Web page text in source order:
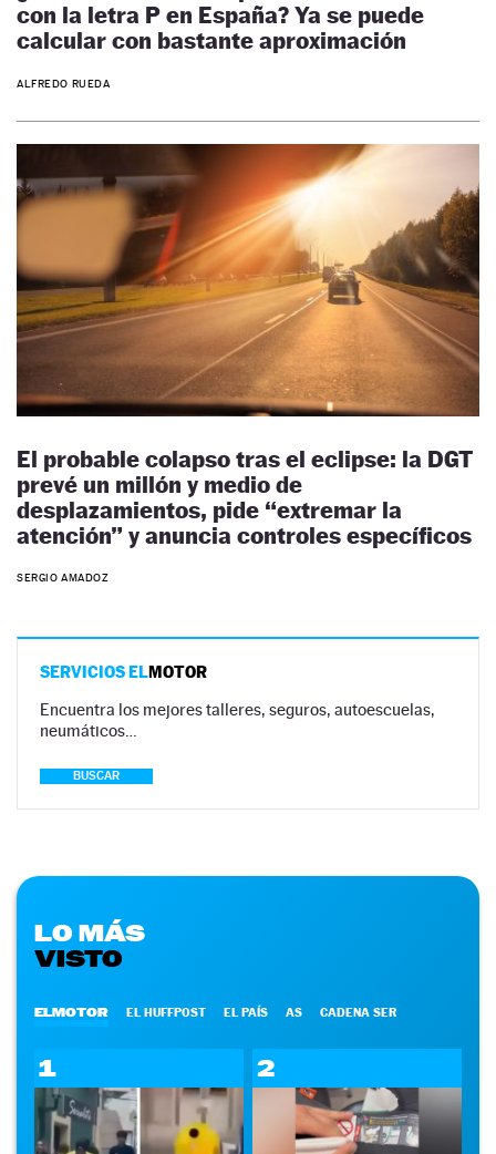
con la letra P en España? Ya se puede
calcular con bastante aproximación
ALFREDO RUEDA
El probable colapso tras el eclipse: la DGT
prevé un millón y medio de
desplazamientos, pide “extremar la
atención” y anuncia controles específicos
SERGIO AMADOZ
SERVICIOS ELMOTOR
Encuentra los mejores talleres, seguros, autoescuelas,
neumáticos…
BUSCAR
LO MÁS
VISTO
ELMOTOR EL HUFFPOST EL PAÍS AS CADENA SER
1 2